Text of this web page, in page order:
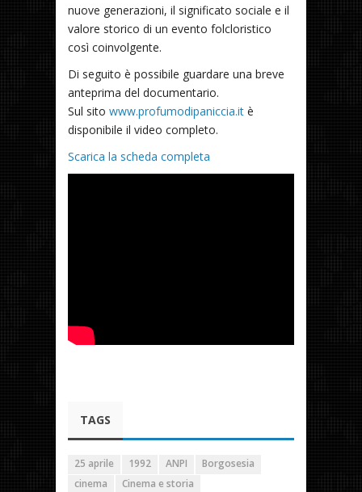
nuove generazioni, il significato sociale e il
valore storico di un evento folcloristico
così coinvolgente.
Di seguito è possibile guardare una breve
anteprima del documentario.
Sul sito www.profumodipaniccia.it è
disponibile il video completo.
Scarica la scheda completa
TAGS
25 aprile 1992 ANPI
Borgosesia
cinema
Cinema e storia